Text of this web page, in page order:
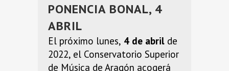
PONENCIA BONAL, 4
ABRIL
El próximo lunes, 4 de abril de
2022, el Conservatorio Superior
de Música de Aragón acogerá